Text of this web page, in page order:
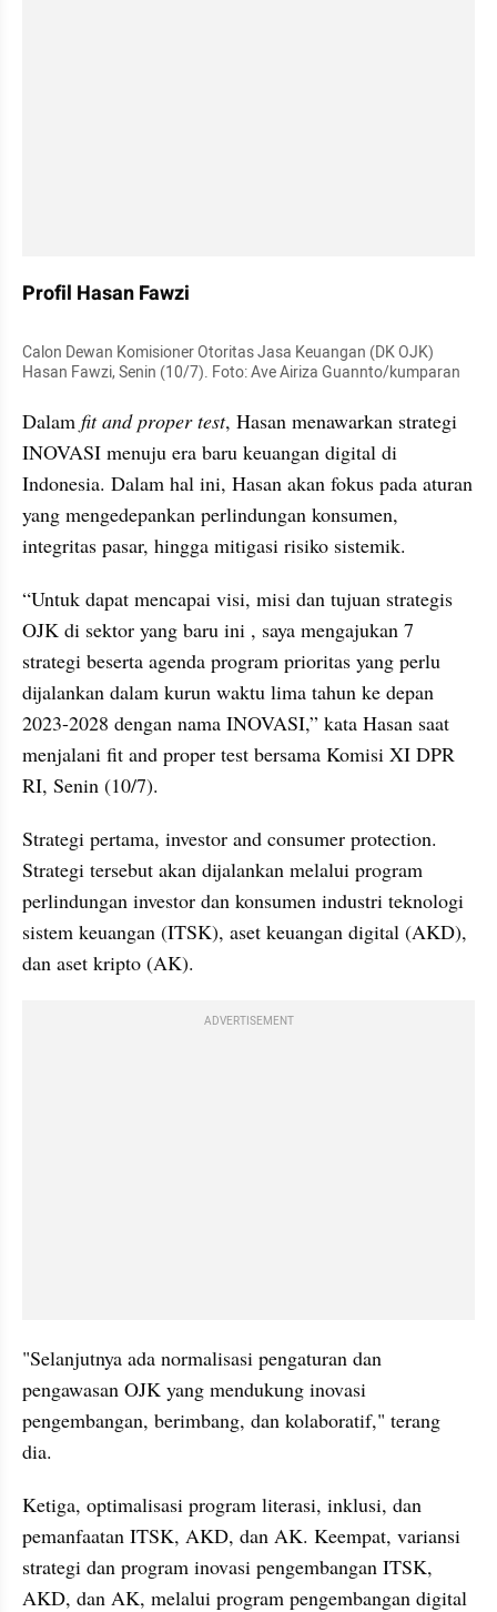
Profil Hasan Fawzi
Calon Dewan Komisioner Otoritas Jasa Keuangan (DK OJK)
Hasan Fawzi, Senin (10/7). Foto: Ave Airiza Guannto/kumparan
Dalam fit and proper test, Hasan menawarkan strategi
INOVASI menuju era baru keuangan digital di
Indonesia. Dalam hal ini, Hasan akan fokus pada aturan
yang mengedepankan perlindungan konsumen,
integritas pasar, hingga mitigasi risiko sistemik.
“Untuk dapat mencapai visi, misi dan tujuan strategis
OJK di sektor yang baru ini , saya mengajukan 7
strategi beserta agenda program prioritas yang perlu
dijalankan dalam kurun waktu lima tahun ke depan
2023-2028 dengan nama INOVASI,” kata Hasan saat
menjalani fit and proper test bersama Komisi XI DPR
RI, Senin (10/7).
Strategi pertama, investor and consumer protection.
Strategi tersebut akan dijalankan melalui program
perlindungan investor dan konsumen industri teknologi
sistem keuangan (ITSK), aset keuangan digital (AKD),
dan aset kripto (AK).
ADVERTISEMENT
"Selanjutnya ada normalisasi pengaturan dan
pengawasan OJK yang mendukung inovasi
pengembangan, berimbang, dan kolaboratif," terang
dia.
Ketiga, optimalisasi program literasi, inklusi, dan
pemanfaatan ITSK, AKD, dan AK. Keempat, variansi
strategi dan program inovasi pengembangan ITSK,
AKD, dan AK, melalui program pengembangan digital